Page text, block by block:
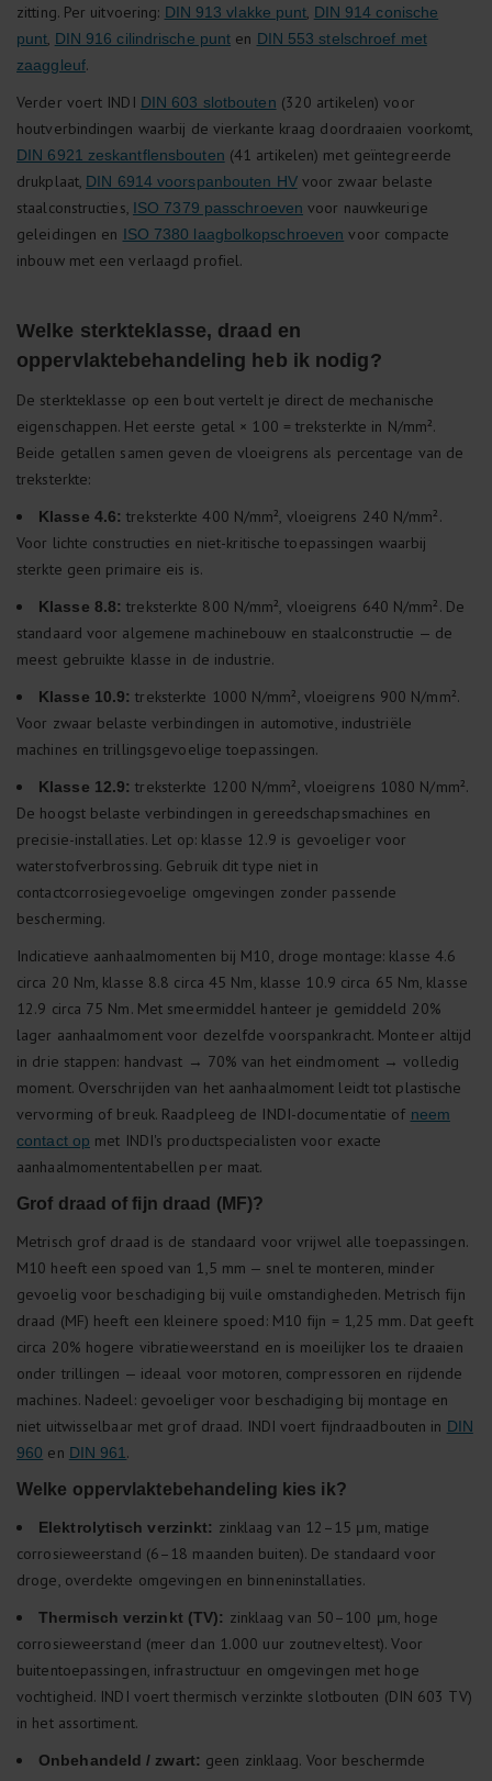
zitting. Per uitvoering: DIN 913 vlakke punt, DIN 914 conische
punt, DIN 916 cilindrische punt en DIN 553 stelschroef met
zaaggleuf.
Verder voert INDI DIN 603 slotbouten (320 artikelen) voor
houtverbindingen waarbij de vierkante kraag doordraaien voorkomt,
DIN 6921 zeskantflensbouten (41 artikelen) met geïntegreerde
drukplaat, DIN 6914 voorspanbouten HVvoor zwaar belaste
staalconstructies, ISO 7379 passchroeven voor nauwkeurige
geleidingen en ISO 7380 laagbolkopschroeven voor compacte
inbouw met een verlaagd profiel.
Welke sterkteklasse, draad en
oppervlaktebehandeling heb ik nodig?
De sterkteklasse op een bout vertelt je direct de mechanische
eigenschappen. Het eerste getal × 100 = treksterkte in N/mm².
Beide getallen samen geven de vloeigrens als percentage van de
treksterkte:
Klasse 4.6: treksterkte 400 N/mm², vloeigrens 240 N/mm².
Voor lichte constructies en niet-kritische toepassingen waarbij
sterkte geen primaire eis is.
Klasse 8.8: treksterkte 800 N/mm², vloeigrens 640 N/mm². De
standaard voor algemene machinebouw en staalconstructie — de
meest gebruikte klasse in de industrie.
Klasse 10.9: treksterkte 1000 N/mm², vloeigrens 900 N/mm².
Voor zwaar belaste verbindingen in automotive, industriële
machines en trillingsgevoelige toepassingen.
Klasse 12.9: treksterkte 1200 N/mm², vloeigrens 1080 N/mm².
De hoogst belaste verbindingen in gereedschapsmachines en
precisie-installaties. Let op: klasse 12.9 is gevoeliger voor
waterstofverbrossing. Gebruik dit type niet in
contactcorrosiegevoelige omgevingen zonder passende
bescherming.
Indicatieve aanhaalmomenten bij M10, droge montage: klasse 4.6
circa 20 Nm, klasse 8.8 circa 45 Nm, klasse 10.9 circa 65 Nm, klasse
12.9 circa 75 Nm. Met smeermiddel hanteer je gemiddeld 20%
lager aanhaalmoment voor dezelfde voorspankracht. Monteer altijd
in drie stappen: handvast → 70% van het eindmoment → volledig
moment. Overschrijden van het aanhaalmoment leidt tot plastische
vervorming of breuk. Raadpleeg de INDI-documentatie of neem
contact op met INDI's productspecialisten voor exacte
aanhaalmomententabellen per maat.
Grof draad of fijn draad (MF)?
Metrisch grof draad is de standaard voor vrijwel alle toepassingen.
M10 heeft een spoed van 1,5 mm — snel te monteren, minder
gevoelig voor beschadiging bij vuile omstandigheden. Metrisch fijn
draad (MF) heeft een kleinere spoed: M10 fijn = 1,25 mm. Dat geeft
circa 20% hogere vibratieweerstand en is moeilijker los te draaien
onder trillingen — ideaal voor motoren, compressoren en rijdende
machines. Nadeel: gevoeliger voor beschadiging bij montage en
niet uitwisselbaar met grof draad. INDI voert fijndraadbouten in DIN
960 en DIN 961 .
Welke oppervlaktebehandeling kies ik?
Elektrolytisch verzinkt: zinklaag van 12–15 μm, matige
corrosieweerstand (6–18 maanden buiten). De standaard voor
droge, overdekte omgevingen en binneninstallaties.
Thermisch verzinkt (TV): zinklaag van 50–100 μm, hoge
corrosieweerstand (meer dan 1.000 uur zoutneveltest). Voor
buitentoepassingen, infrastructuur en omgevingen met hoge
vochtigheid. INDI voert thermisch verzinkte slotbouten (DIN 603 TV)
in het assortiment.
Onbehandeld / zwart: geen zinklaag. Voor beschermde